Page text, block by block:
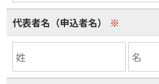
代表者名（申込者名） ※